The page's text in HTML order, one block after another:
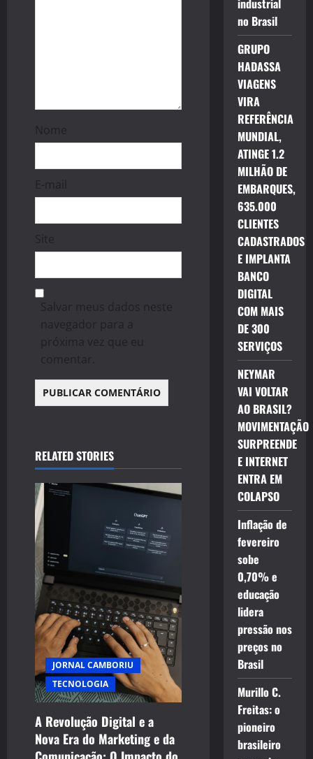
Nome
E-mail
Site
Salvar meus dados neste
navegador para a
próxima vez que eu
comentar.
RELATED STORIES
JORNAL CAMBORIU
TECNOLOGIA
A Revolução Digital e a
Nova Era do Marketing e da
industrial
no Brasil
GRUPO
HADASSA
VIAGENS
VIRA
REFERÊNCIA
MUNDIAL,
ATINGE 1.2
MILHÃO DE
EMBARQUES,
635.000
CLIENTES
CADASTRADOS
E IMPLANTA
BANCO
DIGITAL
COM MAIS
DE 300
SERVIÇOS
NEYMAR
VAI VOLTAR
AO BRASIL?
MOVIMENTAÇÃO
SURPREENDE
E INTERNET
ENTRA EM
COLAPSO
Inflação de
fevereiro
sobe
0,70% e
educação
lidera
pressão nos
preços no
Brasil
Murillo C.
Freitas: o
pioneiro
brasileiro